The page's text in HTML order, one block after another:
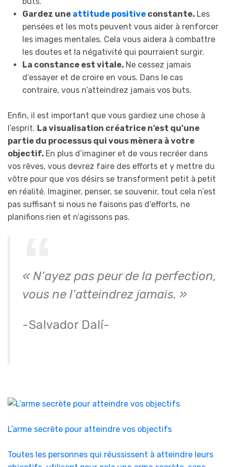
Gardez une attitude positiveconstante. Les
pensées et les mots peuvent vous aider à renforcer
les images mentales. Cela vous aidera à combattre
les doutes et la négativité qui pourraient surgir.
La constance est vitale. Ne cessez jamais
d’essayer et de croire en vous. Dans le cas
contraire, vous n’atteindrez jamais vos buts.
Enfin, il est important que vous gardiez une chose à
l’esprit. La visualisation créatrice n’est qu’une
partie du processus qui vous mènera à votre
objectif. En plus d’imaginer et de vous recréer dans
vos rêves, vous devrez faire des efforts et y mettre du
vôtre pour que vos désirs se transforment petit à petit
en réalité. Imaginer, penser, se souvenir, tout cela n’est
pas suffisant si nous ne faisons pas d’efforts, ne
planifions rien et n’agissons pas.
« N’ayez pas peur de la perfection,
vous ne l’atteindrez jamais. »
-Salvador Dalí-
L’arme secrète pour atteindre vos objectifs
Toutes les personnes qui réussissent à atteindre leurs